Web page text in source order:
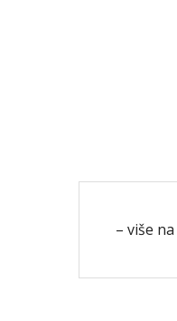
– više na